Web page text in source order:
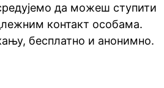
да можеш ступити
контакт особама.
бесплатно и анонимно.